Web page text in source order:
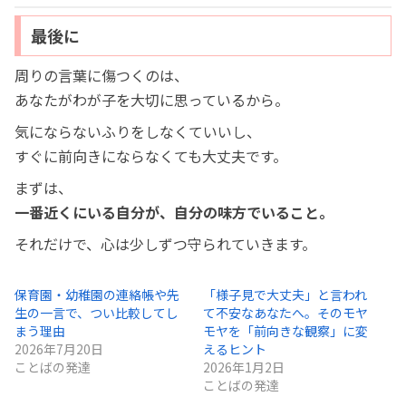
最後に
周りの言葉に傷つくのは、
あなたがわが子を大切に思っているから。
気にならないふりをしなくていいし、
すぐに前向きにならなくても大丈夫です。
まずは、
一番近くにいる自分が、自分の味方でいること。
それだけで、心は少しずつ守られていきます。
保育園・幼稚園の連絡帳や先
生の一言で、つい比較してし
まう理由
2026年7月20日
ことばの発達
「様子見で大丈夫」と言われ
て不安なあなたへ。そのモヤ
モヤを「前向きな観察」に変
えるヒント
2026年1月2日
ことばの発達